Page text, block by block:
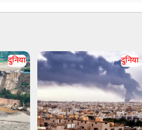
दुनिया दुनिया